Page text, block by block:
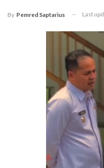
By Pemred Saptarius Last